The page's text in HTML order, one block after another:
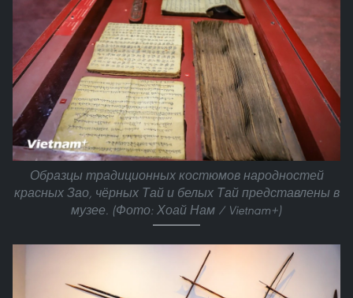
Образцы традиционных костюмов народностей
красных Зао, чёрных Тай и белых Тай представлены в
музее. (Фото: Хоай Нам / Vietnam+)